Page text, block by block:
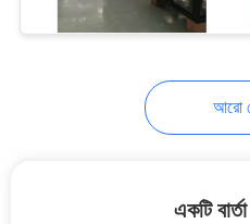
খাওয়ানো ও আরো
একটি